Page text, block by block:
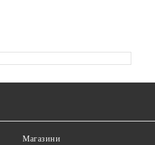
Магазини